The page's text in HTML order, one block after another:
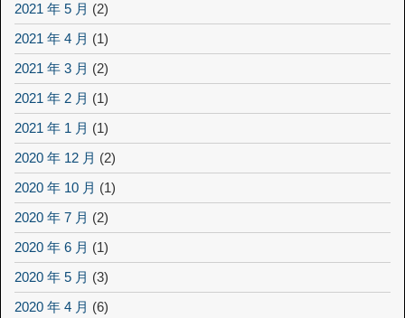
2021 年 5 月 (2)
2021 年 4 月 (1)
2021 年 3 月 (2)
2021 年 2 月 (1)
2021 年 1 月 (1)
2020 年 12 月 (2)
2020 年 10 月 (1)
2020 年 7 月 (2)
2020 年 6 月 (1)
2020 年 5 月 (3)
2020 年 4 月 (6)